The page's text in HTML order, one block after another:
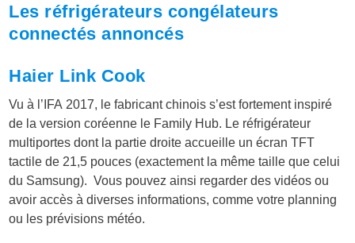
Les réfrigérateurs congélateurs
connectés annoncés
Haier Link Cook
Vu à l’IFA 2017, le fabricant chinois s’est fortement inspiré
de la version coréenne le Family Hub. Le réfrigérateur
multiportes dont la partie droite accueille un écran TFT
tactile de 21,5 pouces (exactement la même taille que celui
du Samsung). Vous pouvez ainsi regarder des vidéos ou
avoir accès à diverses informations, comme votre planning
ou les prévisions météo.